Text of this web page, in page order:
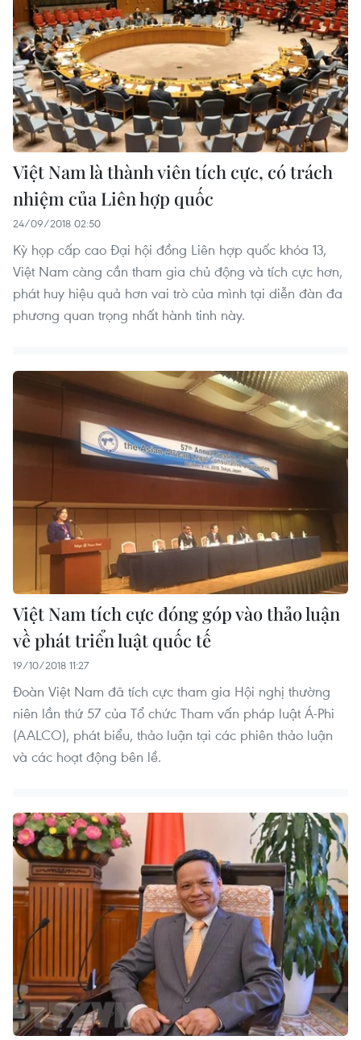
Việt Nam là thành viên tích cực, có trách
nhiệm của Liên hợp quốc
24/09/2018 02:50
Kỳ họp cấp cao Đại hội đồng Liên hợp quốc khóa 13,
Việt Nam càng cần tham gia chủ động và tích cực hơn,
phát huy hiệu quả hơn vai trò của mình tại diễn đàn đa
phương quan trọng nhất hành tinh này.
Việt Nam tích cực đóng góp vào thảo luận
về phát triển luật quốc tế
19/10/2018 11:27
Đoàn Việt Nam đã tích cực tham gia Hội nghị thường
niên lần thứ 57 của Tổ chức Tham vấn pháp luật Á-Phi
(AALCO), phát biểu, thảo luận tại các phiên thảo luận
và các hoạt động bên lề.